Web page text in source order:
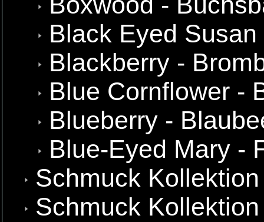
Black Eyed
Blackberry -
Blue Cornflower -
Blueberry -
Blue-Eyed Mary -
Schmuck
Schmuck